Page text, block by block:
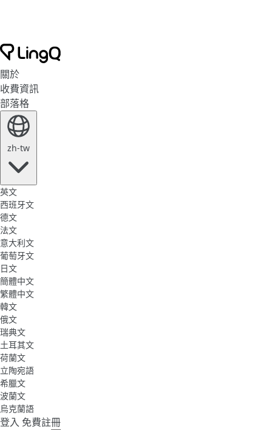
關於
收費資訊
部落格
zh-tw
英文
西班牙文
德文
法文
意大利文
葡萄牙文
日文
簡體中文
繁體中文
韓文
俄文
瑞典文
土耳其文
荷蘭文
立陶宛語
希臘文
波蘭文
烏克蘭語
登入 免費註冊